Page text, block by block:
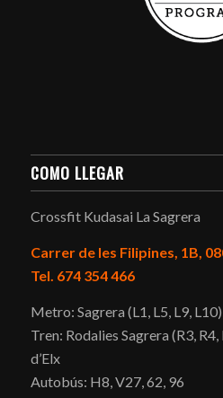
COMO LLEGAR
Crossfit Kudasai La Sagrera
Carrer de les Filipines, 1B,
Tel. 674 354 466
Metro: Sagrera (L1, L5, L9,
Tren: Rodalies Sagrera (R3,
d’Elx
Autobús: H8, V27, 62, 96